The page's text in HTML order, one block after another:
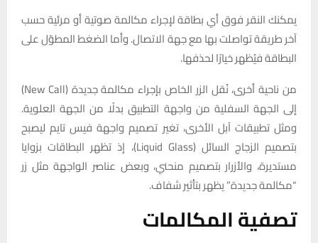
يمكنك النقر فوق أي بطاقة لإجراء مكالمة صوتية أو مرئية حسب
آخر طريقة تواصلت بها مع جهة الاتصال. وأما الضغط المطوّل على
البطاقة فيُظهر خيارًا لحذفها.
من ناحية أخرى، نُقل الزر الخاص بإجراء مكالمة جديدة (New Call)
إلى الجهة السفلية من واجهة التطبيق بدلًا من الجهة العلوية.
ومثل تطبيقات آبل الأخرى، تغير تصميم واجهة فيس تايم ليصبح
بتصميم الزجاج السائل (Liquid Glass)، إذ تظهر البطاقات بزوايا
مستديرة، والأزرار بتصميم منحني، وبعض عناصر الواجهة مثل زر
“مكالمة جديدة” يظهر بتأثير شفاف.
تصفية المكالمات